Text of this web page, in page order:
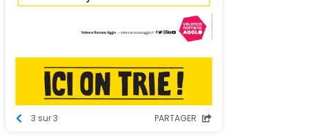
3 sur 3 PARTAGER